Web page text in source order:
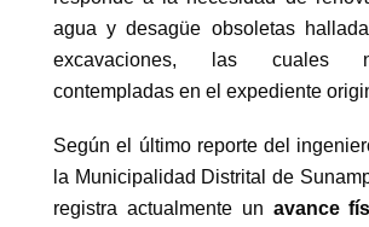
agua y desagüe obsoletas
excavaciones, las cuales
contempladas en el expediente
Según el último reporte del
la Municipalidad Distrital de
registra actualmente un avance